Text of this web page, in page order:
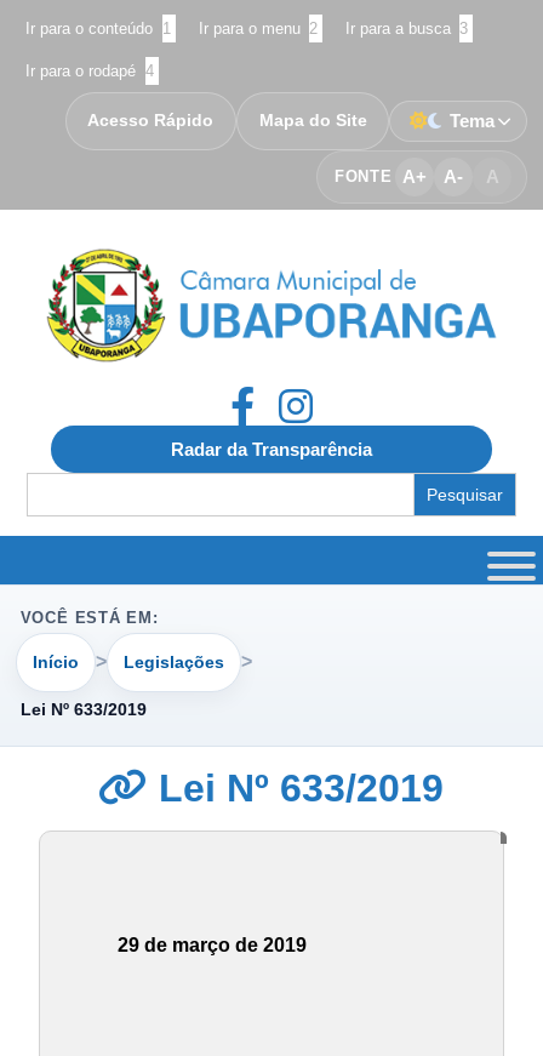
Ir para o conteúdo 1 Ir para o menu 2 Ir para a busca 3
Ir para o rodapé 4
FONTE A+ A- A
Acesso Rápido Mapa do Site Tema
Radar da Transparência
for:
VOCÊ ESTÁ EM:
Início Legislações
Lei Nº 633/2019
Lei Nº 633/2019
29 de março de 2019